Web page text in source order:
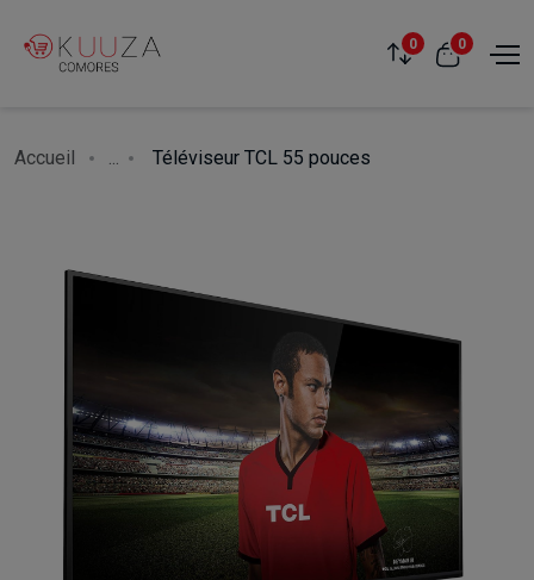
0 0
Accueil ... Téléviseur TCL 55 pouces